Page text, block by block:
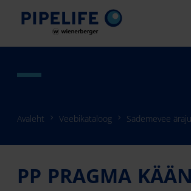
Avaleht Veebikataloog Sademevee
PP PRAGMA